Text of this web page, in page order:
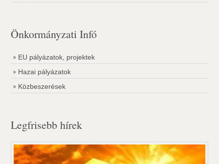
Önkormányzati Infó
EU pályázatok, projektek
Hazai pályázatok
Közbeszerések
Legfrisebb hírek